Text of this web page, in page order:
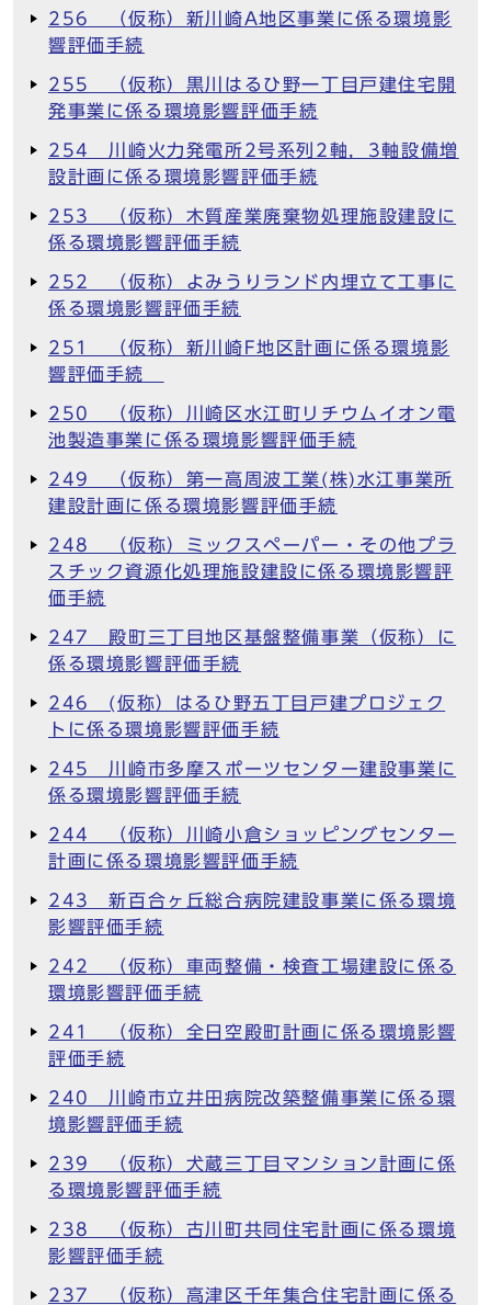
256 （仮称）新川崎A地区事業に係る環境影
響評価手続
255 （仮称）黒川はるひ野一丁目戸建住宅開
発事業に係る環境影響評価手続
254 川崎火力発電所2号系列2軸，3軸設備増
設計画に係る環境影響評価手続
253 （仮称）木質産業廃棄物処理施設建設に
係る環境影響評価手続
252 （仮称）よみうりランド内埋立て工事に
係る環境影響評価手続
251 （仮称）新川崎F地区計画に係る環境影
響評価手続
250 （仮称）川崎区水江町リチウムイオン電
池製造事業に係る環境影響評価手続
249 （仮称）第一高周波工業(株)水江事業所
建設計画に係る環境影響評価手続
248 （仮称）ミックスペーパー・その他プラ
スチック資源化処理施設建設に係る環境影響評
価手続
247 殿町三丁目地区基盤整備事業（仮称）に
係る環境影響評価手続
246 (仮称）はるひ野五丁目戸建プロジェク
トに係る環境影響評価手続
245 川崎市多摩スポーツセンター建設事業に
係る環境影響評価手続
244 （仮称）川崎小倉ショッピングセンター
計画に係る環境影響評価手続
243 新百合ヶ丘総合病院建設事業に係る環境
影響評価手続
242 （仮称）車両整備・検査工場建設に係る
環境影響評価手続
241 （仮称）全日空殿町計画に係る環境影響
評価手続
240 川崎市立井田病院改築整備事業に係る環
境影響評価手続
239 （仮称）犬蔵三丁目マンション計画に係
る環境影響評価手続
238 （仮称）古川町共同住宅計画に係る環境
影響評価手続
237 （仮称）高津区千年集合住宅計画に係る